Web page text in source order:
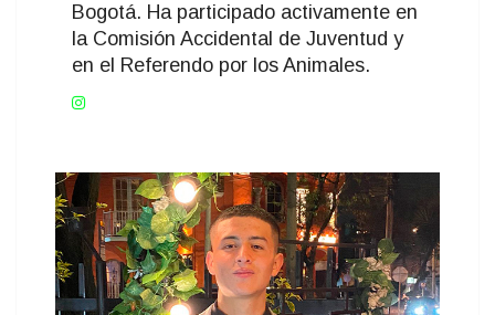
Bogotá. Ha participado activamente en
la Comisión Accidental de Juventud y
en el Referendo por los Animales.